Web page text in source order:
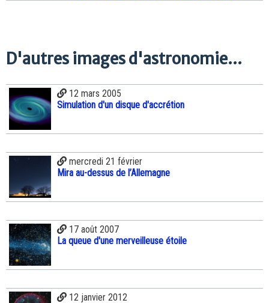
D'autres images d'astronomie...
12 mars 2005
Simulation d'un disque d'accrétion
mercredi 21 février
Mira au-dessus de l’Allemagne
17 août 2007
La queue d'une merveilleuse étoile
12 janvier 2012